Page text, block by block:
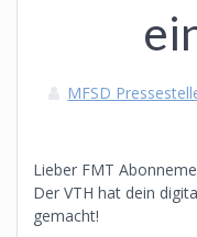
MFSD
Lieber FMT
Der VTH hat dein
gemacht!